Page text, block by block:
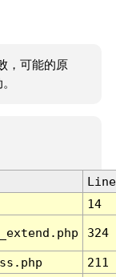
，可能的原
Line
14
324
211